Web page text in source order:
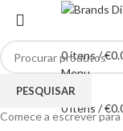
0itens/€
Menu
0itens /€
PESQUISAR
Comece a escrever